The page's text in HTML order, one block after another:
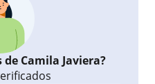
Camila Javiera?